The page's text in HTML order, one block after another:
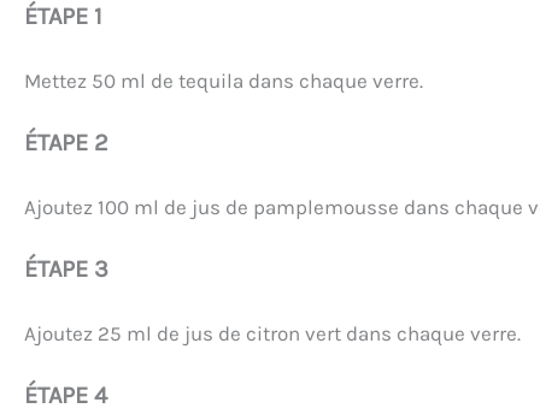
ÉTAPE 1
Mettez 50 ml de tequila dans chaque verre.
ÉTAPE 2
Ajoutez 100 ml de jus de pamplemousse dans chaque
ÉTAPE 3
Ajoutez 25 ml de jus de citron vert dans chaque verre.
ÉTAPE 4